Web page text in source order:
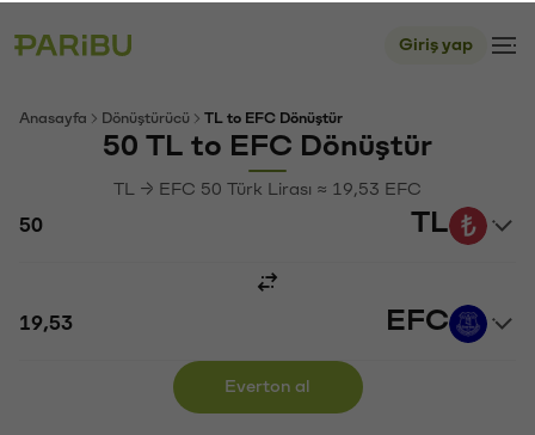
Giriş yap
Anasayfa Dönüştürücü TL to EFC Dönüştür
50 TL to EFC Dönüştür
TL → EFC 50 Türk Lirası ≈ 19,53 EFC
TL
EFC
Everton al